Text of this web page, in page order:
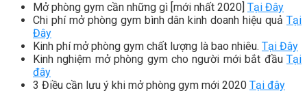
Mở phòng gym cần những gì [mới nhất 2020] Tại Đây
Chi phí mở phòng gym bình dân kinh doanh hiệu quả Tại
Đây
Kinh phí mở phòng gym chất lượng là bao nhiêu. Tại Đây
Kinh nghiệm mở phòng gym cho người mới bắt đầu Tại
đây
3 Điều cần lưu ý khi mở phòng gym mới 2020 Tại đây